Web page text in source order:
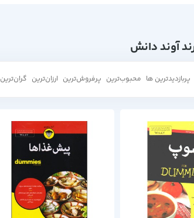
آوند دانش
پربازدیدترین ها محبوب‌‌ترین پرفروش‌ترین ارزان‌ترین گران‌ترین